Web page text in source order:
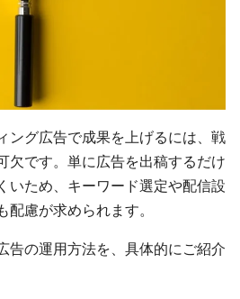
ング広告で成果を上げるには、戦
欠です。単に広告を出稿するだけ
いため、キーワード選定や配信設
配慮が求められます。
告の運用方法を、具体的にご紹介